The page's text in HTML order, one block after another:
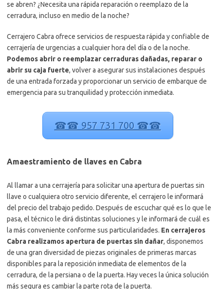
se abren? ¿Necesita una rápida reparación o reemplazo de la
cerradura, incluso en medio de la noche?
Cerrajero Cabra ofrece servicios de respuesta rápida y confiable de
cerrajería de urgencias a cualquier hora del día o de la noche.
Podemos abrir o reemplazar cerraduras dañadas, reparar o
abrir su caja fuerte, volver a asegurar sus instalaciones después
de una entrada forzada y proporcionar un servicio de embarque de
emergencia para su tranquilidad y protección inmediata.
☎☎ 957 731 700 ☎☎
Amaestramiento de llaves en Cabra
Al llamar a una cerrajería para solicitar una apertura de puertas sin
llave o cualquiera otro servicio diferente, el cerrajero le informará
del precio del trabajo pedido. Después de escuchar qué es lo que le
pasa, el técnico le dirá distintas soluciones y le informará de cuál es
la más conveniente conforme sus particularidades. En cerrajeros
Cabra realizamos apertura de puertas sin dañar, disponemos
de una gran diversidad de piezas originales de primeras marcas
disponibles para la reposición inmediata de elementos de la
cerradura, de la persiana o de la puerta. Hay veces la única solución
más segura es cambiar la parte rota de la puerta.